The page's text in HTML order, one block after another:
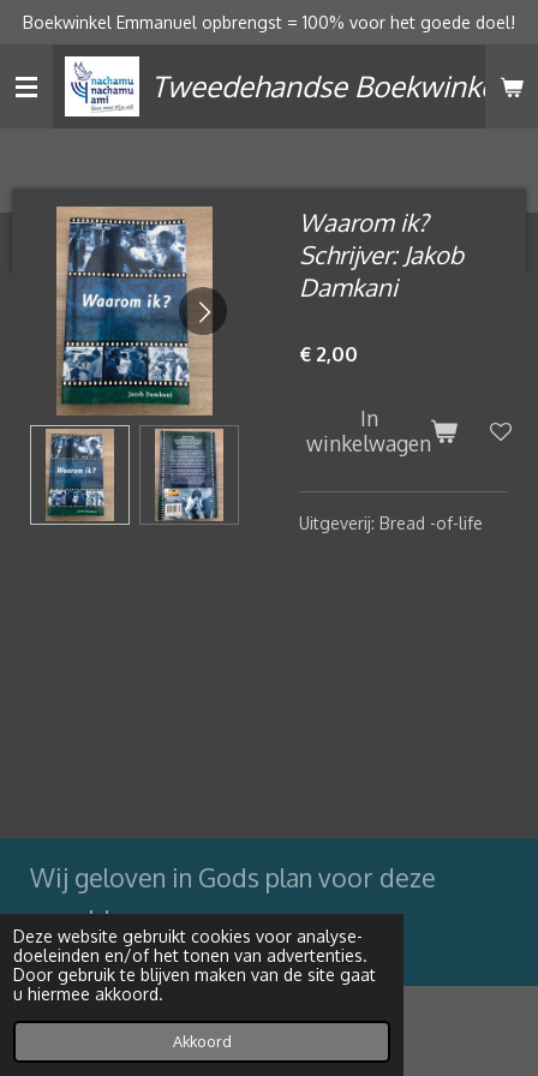
Deze website gebruikt cookies voor analyse-
doeleinden en/of het tonen van advertenties.
Door gebruik te blijven maken van de site gaat
u hiermee akkoord.
Akkoord
Ga
naar
hoofdinhoud
Tweedehandse Boekwinkel
Boekwinkel Emmanuel opbrengst = 100% voor het goede doel!
Waarom ik?
Schrijver: Jakob
Damkani
€ 2,00
In
winkelwagen
Uitgeverij: Bread -of-life
Wij geloven in Gods plan voor deze
wereld
Powered byJouwWeb